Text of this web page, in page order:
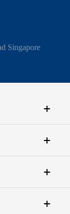
Singapore